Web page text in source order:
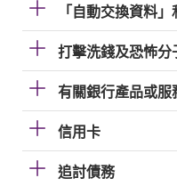
「自動交換資料
打擊洗錢及恐怖分
有關銀行產品或服
信用卡
追討債務